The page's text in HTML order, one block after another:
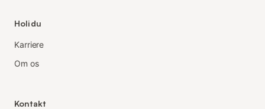
Holidu
Karriere
Om os
Kontakt